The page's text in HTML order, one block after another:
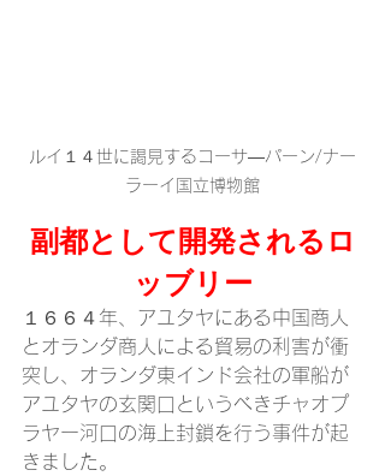
ルイ１４世に謁見するコーサ―パーン/ナー
ラーイ国立博物館
副都として開発されるロ
ッブリー
１６６４年、アユタヤにある中国商人
とオランダ商人による貿易の利害が衝
突し、オランダ東インド会社の軍船が
アユタヤの玄関口というべきチャオプ
ラヤー河口の海上封鎖を行う事件が起
きました。